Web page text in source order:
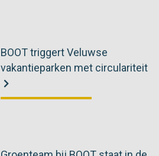
BOOT triggert Veluwse
vakantieparken met circulariteit